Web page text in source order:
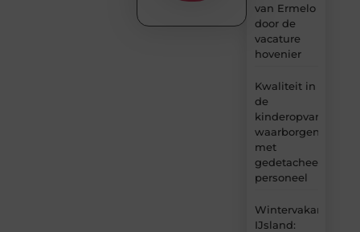
van Ermelo
door de
vacature
hovenier
Kwaliteit in
de
kinderopvang
waarborgen
met
gedetacheerd
personeel
Wintervakantie
IJsland: